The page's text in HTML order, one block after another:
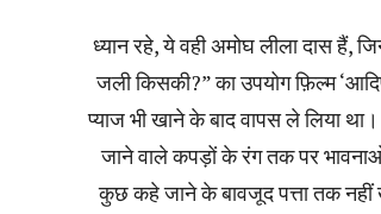
ध्यान रहे, ये वही अमोघ लीला दास
जली किसकी?” का उपयोग फ़िल्म
प्याज भी खाने के बाद वापस ले लिया
जाने वाले कपड़ों के रंग तक पर
कुछ कहे जाने के बावजूद पत्ता तक नहीं